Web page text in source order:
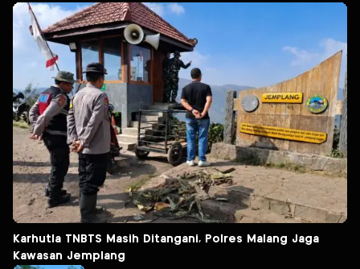
Karhutla TNBTS Masih Ditangani, Polres Malang Jaga
Kawasan Jemplang